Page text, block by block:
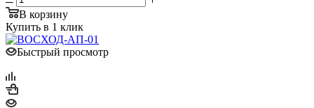
В корзину
Купить в 1 клик
Быстрый просмотр